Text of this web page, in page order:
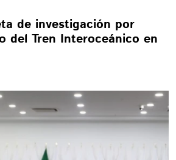
de investigación por
del Tren Interoceánico en